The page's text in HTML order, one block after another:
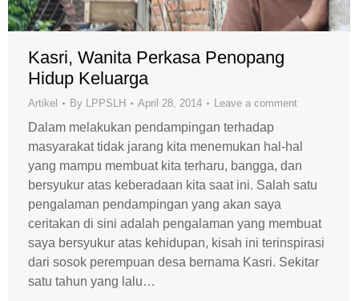
Kasri, Wanita Perkasa Penopang
Hidup Keluarga
Artikel By LPPSLH April 28, 2014 Leave a comment
Dalam melakukan pendampingan terhadap
masyarakat tidak jarang kita menemukan hal-hal
yang mampu membuat kita terharu, bangga, dan
bersyukur atas keberadaan kita saat ini. Salah satu
pengalaman pendampingan yang akan saya
ceritakan di sini adalah pengalaman yang membuat
saya bersyukur atas kehidupan, kisah ini terinspirasi
dari sosok perempuan desa bernama Kasri. Sekitar
satu tahun yang lalu…